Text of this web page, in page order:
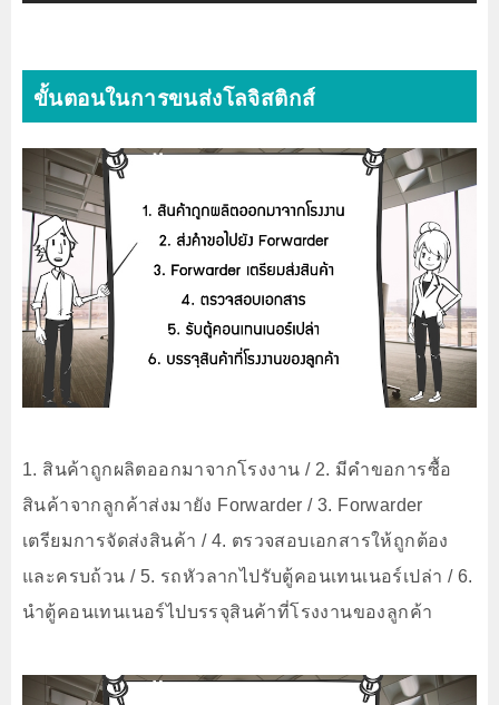
ขั้นตอนในการขนส่งโลจิสติกส์
1. สินค้าถูกผลิตออกมาจากโรงงาน / 2. มีคำขอการซื้อ
สินค้าจากลูกค้าส่งมายัง Forwarder / 3. Forwarder
เตรียมการจัดส่งสินค้า / 4. ตรวจสอบเอกสารให้ถูกต้อง
และครบถ้วน / 5. รถหัวลากไปรับตู้คอนเทนเนอร์เปล่า / 6.
นำตู้คอนเทนเนอร์ไปบรรจุสินค้าที่โรงงานของลูกค้า